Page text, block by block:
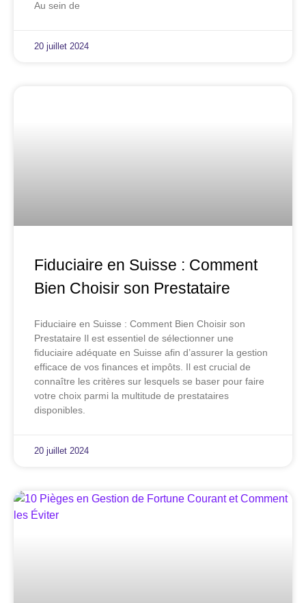
Au sein de
20 juillet 2024
Fiduciaire en Suisse : Comment
Bien Choisir son Prestataire
Fiduciaire en Suisse : Comment Bien Choisir son
Prestataire Il est essentiel de sélectionner une
fiduciaire adéquate en Suisse afin d’assurer la gestion
efficace de vos finances et impôts. Il est crucial de
connaître les critères sur lesquels se baser pour faire
votre choix parmi la multitude de prestataires
disponibles.
20 juillet 2024